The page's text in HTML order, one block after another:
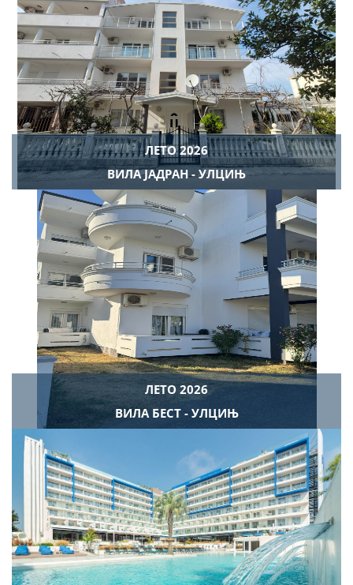
ЛЕТО 2026
ВИЛА ЈАДРАН - УЛЦИЊ
ЛЕТО 2026
ВИЛА БЕСТ - УЛЦИЊ